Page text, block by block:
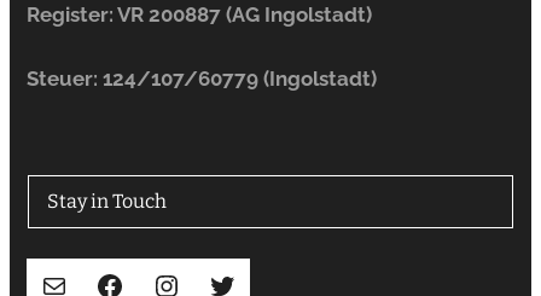
Register: VR 200887 (AG Ingolstadt)
Steuer: 124/107/60779 (Ingolstadt)
Stay in Touch
E-Mail Facebook Instagram Twitter